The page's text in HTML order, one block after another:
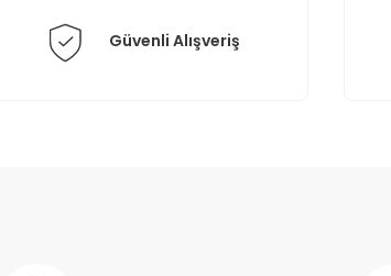
Güvenli Alışveriş